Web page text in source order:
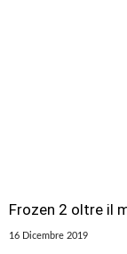
Frozen 2 oltre il
16 Dicembre 2019